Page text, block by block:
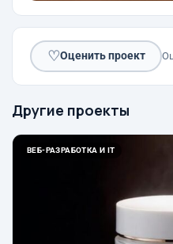
♡Оценить проект
Другие проекты
ВЕБ-РАЗРАБОТКА И IT